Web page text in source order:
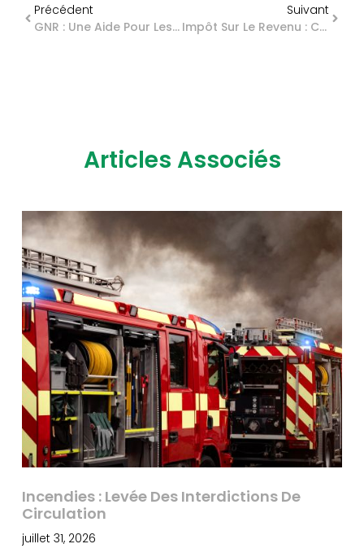
Précédent
GNR : Une Aide Pour Les Secteurs Agricole Et Forestier
Suivant
Impôt Sur Le Revenu : Comprendre Le Barème Des Frais Kilométriques En 2026
Articles Associés
Incendies : Levée Des Interdictions De
Circulation
juillet 31, 2026